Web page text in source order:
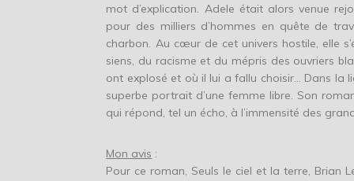
mot d’explication. Adele était alors venue
pour des milliers d’hommes en quête de
charbon. Au cœur de cet univers hostile, elle
siens, du racisme et du mépris des ouvriers
ont explosé et où il lui a fallu choisir… Dans la
superbe portrait d’une femme libre. Son
qui répond, tel un écho, à l’immensité des
Mon avis :
Pour ce roman, Seuls le ciel et la terre, Brian